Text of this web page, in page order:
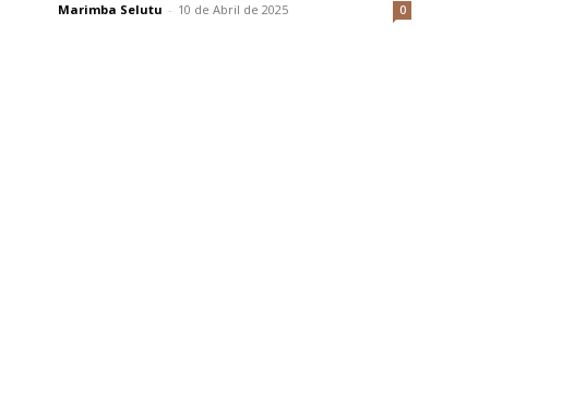
Marimba Selutu - 10 de Abril de 2025 0